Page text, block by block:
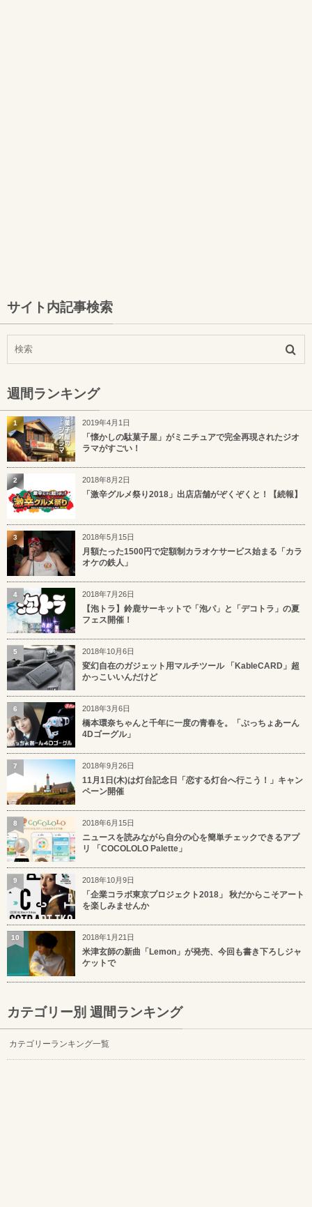
サイト内記事検索
週間ランキング
2019年4月1日
「懐かしの駄菓子屋」がミニチュアで完全再現されたジオ
ラマがすごい！
1
2018年8月2日
「激辛グルメ祭り2018」出店店舗がぞくぞくと！【続報】
2
2018年5月15日
月額たった1500円で定額制カラオケサービス始まる「カラ
オケの鉄人」
3
2018年7月26日
【泡トラ】鈴鹿サーキットで「泡パ」と「デコトラ」の夏
フェス開催！
4
2018年10月6日
変幻自在のガジェット用マルチツール 「KableCARD」超
かっこいいんだけど
5
2018年3月6日
橋本環奈ちゃんと千年に一度の青春を。「ぷっちょあーん
4Dゴーグル」
6
2018年9月26日
11月1日(木)は灯台記念日「恋する灯台へ行こう！」キャン
ペーン開催
7
2018年6月15日
ニュースを読みながら自分の心を簡単チェックできるアプ
リ 「COCOLOLO Palette」
8
2018年10月9日
「企業コラボ東京プロジェクト2018」 秋だからこそアート
を楽しみませんか
9
2018年1月21日
米津玄師の新曲「Lemon」が発売、今回も書き下ろしジャ
ケットで
10
カテゴリー別 週間ランキング
カテゴリーランキング一覧